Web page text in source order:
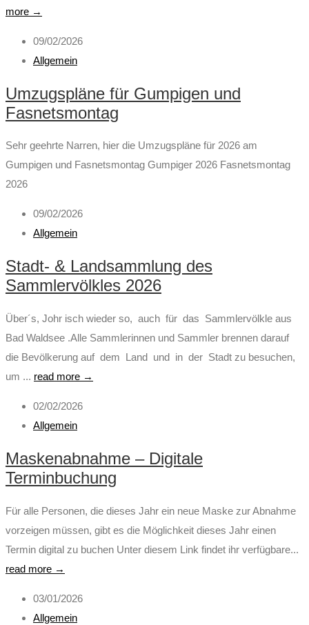
more →
09/02/2026
Allgemein
Umzugspläne für Gumpigen und
Fasnetsmontag
Sehr geehrte Narren, hier die Umzugspläne für 2026 am
Gumpigen und Fasnetsmontag Gumpiger 2026 Fasnetsmontag
2026
09/02/2026
Allgemein
Stadt- & Landsammlung des
Sammlervölkles 2026
Über´s, Johr isch wieder so, auch für das Sammlervölkle aus
Bad Waldsee .Alle Sammlerinnen und Sammler brennen darauf
die Bevölkerung auf dem Land und in der Stadt zu besuchen,
um ... read more →
02/02/2026
Allgemein
Maskenabnahme – Digitale
Terminbuchung
Für alle Personen, die dieses Jahr ein neue Maske zur Abnahme
vorzeigen müssen, gibt es die Möglichkeit dieses Jahr einen
Termin digital zu buchen Unter diesem Link findet ihr verfügbare...
read more →
03/01/2026
Allgemein